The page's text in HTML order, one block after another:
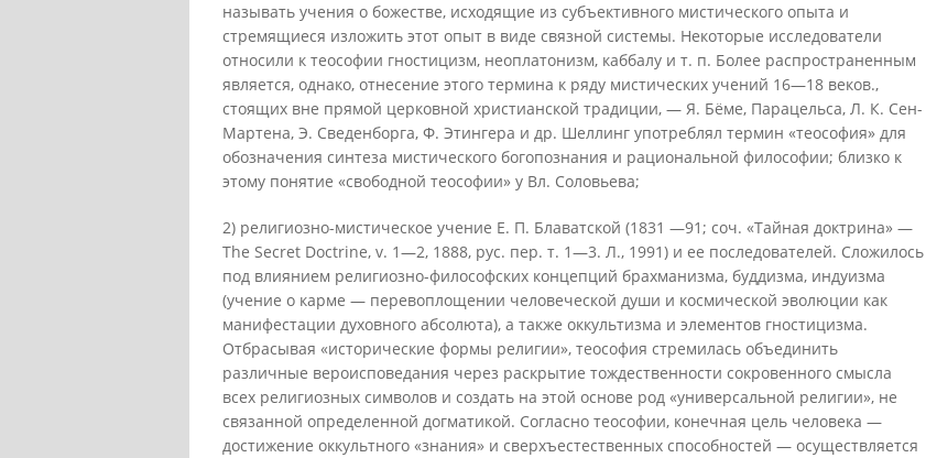
называть учения о божестве, исходящие из субъективного мистического опыта и
стремящиеся изложить этот опыт в виде связной системы. Некоторые исследователи
относили к теософии гностицизм, неоплатонизм, каббалу и т. п. Более распространенным
является, однако, отнесение этого термина к ряду мистических учений 16—18 веков.,
стоящих вне прямой церковной христианской традиции, — Я. Бёме, Парацельса, Л. К. Сен-
Мартена, Э. Сведенборга, Ф. Этингера и др. Шеллинг употреблял термин «теософия» для
обозначения синтеза мистического богопознания и рациональной философии; близко к
этому понятие «свободной теософии» у Вл. Соловьева;
2) религиозно-мистическое учение Е. П. Блаватской (1831 —91; соч. «Тайная доктрина» —
The Secret Doctrine, v. 1—2, 1888, рус. пер. т. 1—3. Л., 1991) и ее последователей. Сложилось
под влиянием религиозно-философских концепций брахманизма, буддизма, индуизма
(учение о карме — перевоплощении человеческой души и космической эволюции как
манифестации духовного абсолюта), а также оккультизма и элементов гностицизма.
Отбрасывая «исторические формы религии», теософия стремилась объединить
различные вероисповедания через раскрытие тождественности сокровенного смысла
всех религиозных символов и создать на этой основе род «универсальной религии», не
связанной определенной догматикой. Согласно теософии, конечная цель человека —
достижение оккультного «знания» и сверхъестественных способностей — осуществляется